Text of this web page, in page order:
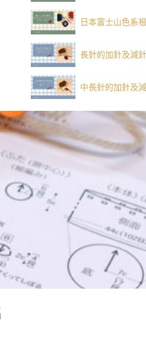
小技巧篇：圓形
繞線後到底要拉多
理想的左手拿線